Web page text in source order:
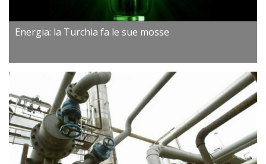
Energia: la Turchia fa le sue mosse